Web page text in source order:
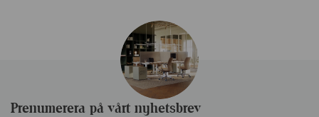
Prenumerera på vårt nyhetsbrev